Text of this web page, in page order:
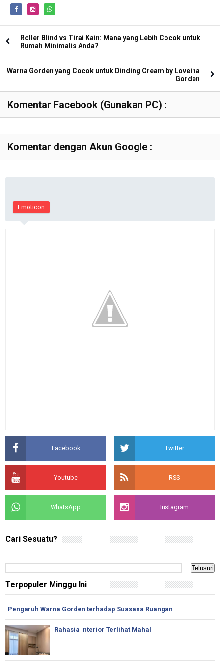
Roller Blind vs Tirai Kain: Mana yang Lebih Cocok untuk
Rumah Minimalis Anda?
Warna Gorden yang Cocok untuk Dinding Cream by Loveina
Gorden
Komentar Facebook (Gunakan PC) :
Komentar dengan Akun Google :
Emoticon
Facebook Twitter
Youtube RSS
WhatsApp Instagram
Cari Sesuatu?
Terpopuler Minggu Ini
Pengaruh Warna Gorden terhadap Suasana Ruangan
Rahasia Interior Terlihat Mahal